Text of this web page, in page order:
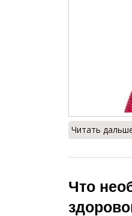
Читать
Что